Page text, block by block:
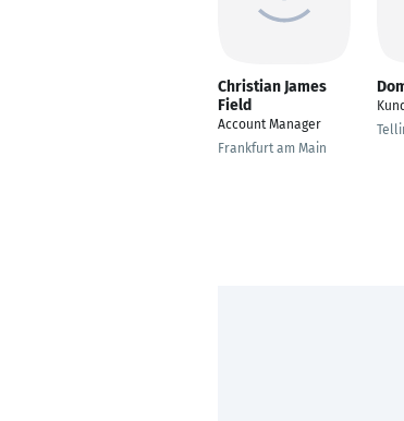
Christian James
Field
Account Manager
Frankfurt am Main